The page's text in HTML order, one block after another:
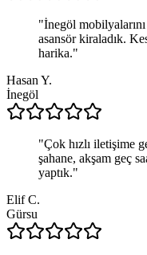
"İnegöl
asansör kiraladık.
harika."
Hasan Y.
İnegöl
"Çok hızlı iletişime
şahane, akşam geç
yaptık."
Elif C.
Gürsu